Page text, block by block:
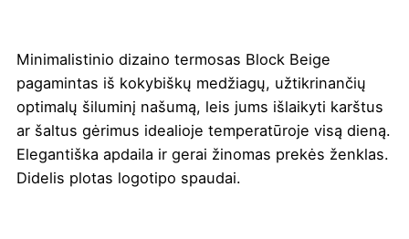
Minimalistinio dizaino termosas Block Beige
pagamintas iš kokybiškų medžiagų, užtikrinančių
optimalų šiluminį našumą, leis jums išlaikyti karštus
ar šaltus gėrimus idealioje temperatūroje visą dieną.
Elegantiška apdaila ir gerai žinomas prekės ženklas.
Didelis plotas logotipo spaudai.